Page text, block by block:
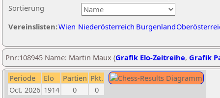
Sortierung
Vereinslisten:Wien Niederösterreich Burgenland
Pnr:108945 Name: Martin Maux (Grafik Elo-Zeitreihe, Grafik
Periode Elo Partien Pkt.
Oct. 2026 1914 0
0